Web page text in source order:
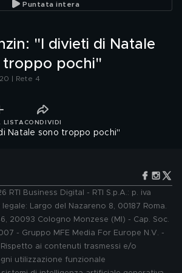
Puntata intera
"I divieti di Natale
troppo pochi"
| Rete 4
LISTA CONDIVIDI
Natale sono troppo pochi"
RTI Business Digital - RTI S.p.A.: p. iva
Largo del Nazareno 8, 00187 Roma.
20093 Cologno Monzese (MI) - Cap. Soc.
- Gruppo MFE Media For Europe N.V. -
ai contenuti trasmessi e/o
utilizzazione funzionale